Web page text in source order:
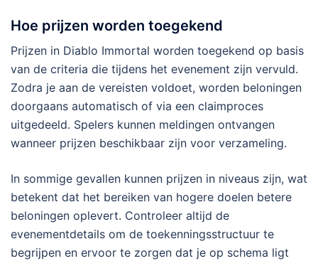
Hoe prijzen worden toegekend
Prijzen in Diablo Immortal worden toegekend op basis
van de criteria die tijdens het evenement zijn vervuld.
Zodra je aan de vereisten voldoet, worden beloningen
doorgaans automatisch of via een claimproces
uitgedeeld. Spelers kunnen meldingen ontvangen
wanneer prijzen beschikbaar zijn voor verzameling.
In sommige gevallen kunnen prijzen in niveaus zijn, wat
betekent dat het bereiken van hogere doelen betere
beloningen oplevert. Controleer altijd de
evenementdetails om de toekenningsstructuur te
begrijpen en ervoor te zorgen dat je op schema ligt